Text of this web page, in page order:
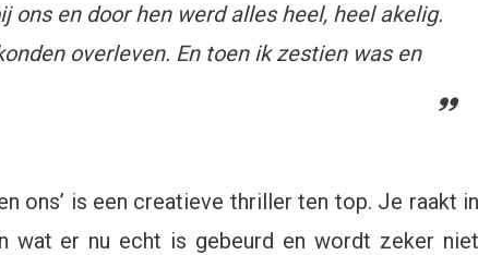
ons en door hen werd alles heel, heel akelig.
overleven. En toen ik zestien was en
ons’ is een creatieve thriller ten top. Je raakt in
wat er nu echt is gebeurd en wordt zeker niet